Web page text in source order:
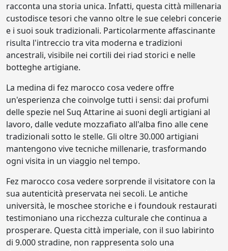
racconta una storia unica. Infatti, questa città millenaria
custodisce tesori che vanno oltre le sue celebri concerie
e i suoi souk tradizionali. Particolarmente affascinante
risulta l'intreccio tra vita moderna e tradizioni
ancestrali, visibile nei cortili dei riad storici e nelle
botteghe artigiane.
La medina di fez marocco cosa vedere offre
un'esperienza che coinvolge tutti i sensi: dai profumi
delle spezie nel Suq Attarine ai suoni degli artigiani al
lavoro, dalle vedute mozzafiato all'alba fino alle cene
tradizionali sotto le stelle. Gli oltre 30.000 artigiani
mantengono vive tecniche millenarie, trasformando
ogni visita in un viaggio nel tempo.
Fez marocco cosa vedere sorprende il visitatore con la
sua autenticità preservata nei secoli. Le antiche
università, le moschee storiche e i foundouk restaurati
testimoniano una ricchezza culturale che continua a
prosperare. Questa città imperiale, con il suo labirinto
di 9.000 stradine, non rappresenta solo una